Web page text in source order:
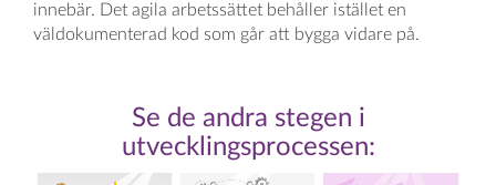
innebär. Det agila arbetssättet behåller istället en
väldokumenterad kod som går att bygga vidare på.
Se de andra stegen i
utvecklingsprocessen: